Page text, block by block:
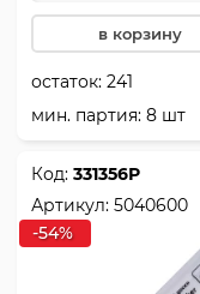
в корзину
остаток:241
мин. партия: 8 шт
Код:331356Р
Артикул:5040600
-54%